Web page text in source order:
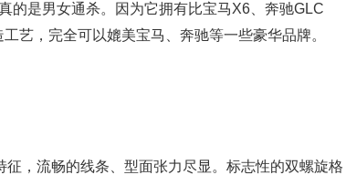
的是男女通杀。因为它拥有比宝马X6、奔驰GLC
艺，完全可以媲美宝马、奔驰等一些豪华品牌。
，流畅的线条、型面张力尽显。标志性的双螺旋格